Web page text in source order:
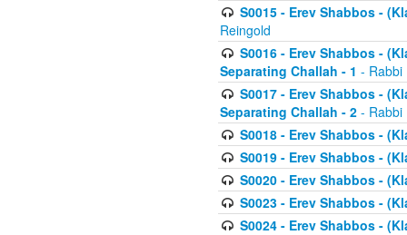
S0015 - Erev Shabbos -
Reingold
S0016 - Erev Shabbos -
Separating Challah - 1 - Rabbi
S0017 - Erev Shabbos -
Separating Challah - 2 - Rabbi
S0018 - Erev Shabbos -
S0019 - Erev Shabbos -
S0020 - Erev Shabbos -
S0023 - Erev Shabbos -
S0024 - Erev Shabbos -